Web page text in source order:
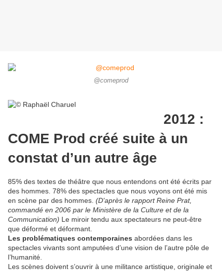
@comeprod
2012 :
COME Prod créé suite à un
constat d’un autre âge
85% des textes de théâtre que nous entendons ont été écrits par
des hommes. 78% des spectacles que nous voyons ont été mis
en scène par des hommes. (D'après le rapport Reine Prat,
commandé en 2006 par le Ministère de la Culture et de la
Communication) Le miroir tendu aux spectateurs ne peut-être
que déformé et déformant.
Les problématiques contemporaines abordées dans les
spectacles vivants sont amputées d’une vision de l’autre pôle de
l’humanité.
Les scènes doivent s’ouvrir à une militance artistique, originale et